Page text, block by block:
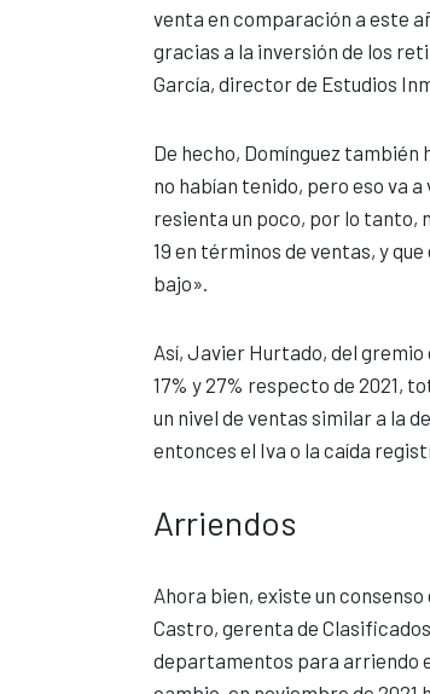
venta en comparación a este
gracias a la inversión de los
García, director de Estudios
De hecho, Domínguez también
no habían tenido, pero eso va
resienta un poco, por lo tanto,
19 en términos de ventas, y
bajo».
Así, Javier Hurtado, del
17% y 27% respecto de 2021,
un nivel de ventas similar a la
entonces el Iva o la caída
Arriendos
Ahora bien, existe un
Castro, gerenta de
departamentos para arriendo